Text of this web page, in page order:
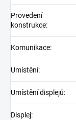
Provedení
konstrukce:
Komunikace:
Umístění:
Umístění displejů:
Displej: